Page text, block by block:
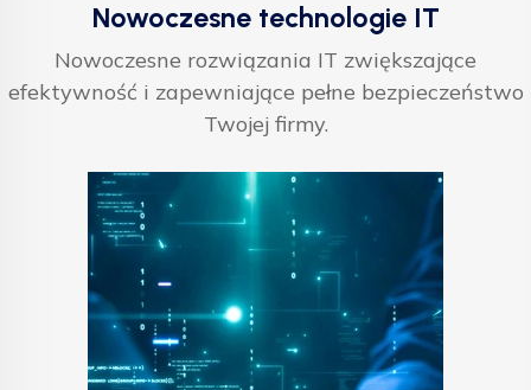
Nowoczesne technologie IT
Nowoczesne rozwiązania IT zwiększające
efektywność i zapewniające pełne bezpieczeństwo
Twojej firmy.